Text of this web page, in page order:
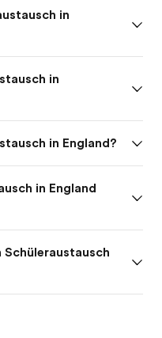
in
in
in England?
in England
Schüleraustausch